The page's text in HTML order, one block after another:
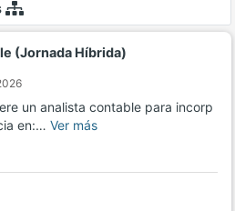
(Jornada Híbrida)
un analista contable para incorp
en:… Ver más